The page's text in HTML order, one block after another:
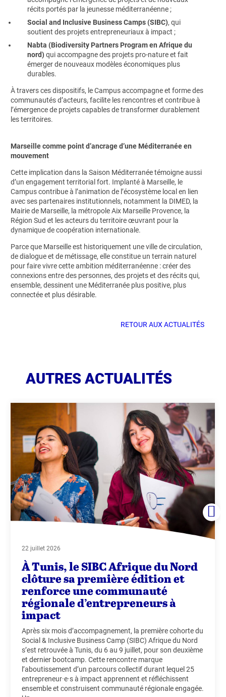
récits portés par la jeunesse méditerranéenne ;
Social and Inclusive Business Camps (SIBC), qui
soutient des projets entrepreneuriaux à impact ;
Nabta (Biodiversity Partners Program en Afrique du
nord)qui accompagne des projets pro-nature et fait
émerger de nouveaux modèles économiques plus
durables.
À travers ces dispositifs, le Campus accompagne et forme des
communautés d’acteurs, facilite les rencontres et contribue à
l’émergence de projets capables de transformer durablement
les territoires.
Marseille comme point d’ancrage d’une Méditerranée en
mouvement
Cette implication dans la Saison Méditerranée témoigne aussi
d’un engagement territorial fort. Implanté à Marseille, le
Campus contribue à l’animation de l’écosystème local en lien
avec ses partenaires institutionnels, notamment la DIMED, la
Mairie de Marseille, la métropole Aix Marseille Provence, la
Région Sud et les acteurs du territoire œuvrant pour la
dynamique de coopération internationale.
Parce que Marseille est historiquement une ville de circulation,
de dialogue et de métissage, elle constitue un terrain naturel
pour faire vivre cette ambition méditerranéenne : créer des
connexions entre des personnes, des projets et des récits qui,
ensemble, dessinent une Méditerranée plus positive, plus
connectée et plus désirable.
RETOUR AUX ACTUALITÉS
AUTRES ACTUALITÉS
22 juillet 2026
À Tunis, le SIBC Afrique du Nord
clôture sa première édition et
renforce une communauté
régionale d’entrepreneurs à
impact
Après six mois d’accompagnement, la première cohorte du
Social & Inclusive Business Camp (SIBC) Afrique du Nord
s’est retrouvée à Tunis, du 6 au 9 juillet, pour son deuxième
et dernier bootcamp. Cette rencontre marque
l’aboutissement d’un parcours collectif durant lequel 25
entrepreneur·e·s à impact apprennent et réfléchissent
ensemble et construisent communauté régionale engagée.